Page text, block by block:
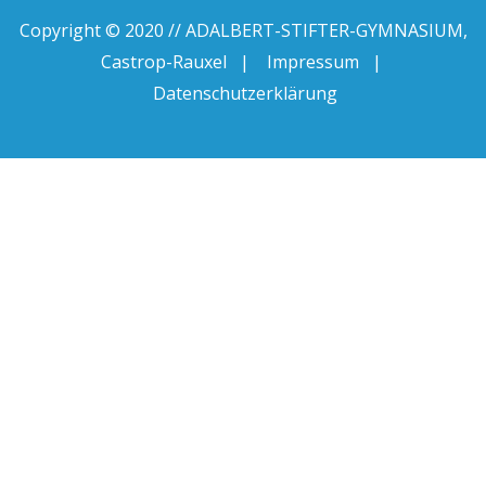
Copyright © 2020 // ADALBERT-STIFTER-GYMNASIUM,
Castrop-Rauxel | Impressum
|
Datenschutzerklärung